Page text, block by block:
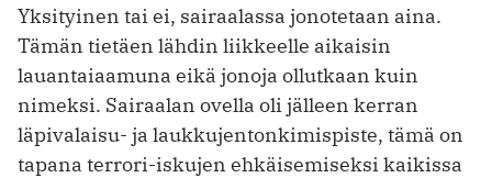
Yksityinen tai ei, sairaalassa jonotetaan aina.
Tämän tietäen lähdin liikkeelle aikaisin
lauantaiaamuna eikä jonoja ollutkaan kuin
nimeksi. Sairaalan ovella oli jälleen kerran
läpivalaisu- ja laukkujentonkimispiste, tämä on
tapana terrori-iskujen ehkäisemiseksi kaikissa